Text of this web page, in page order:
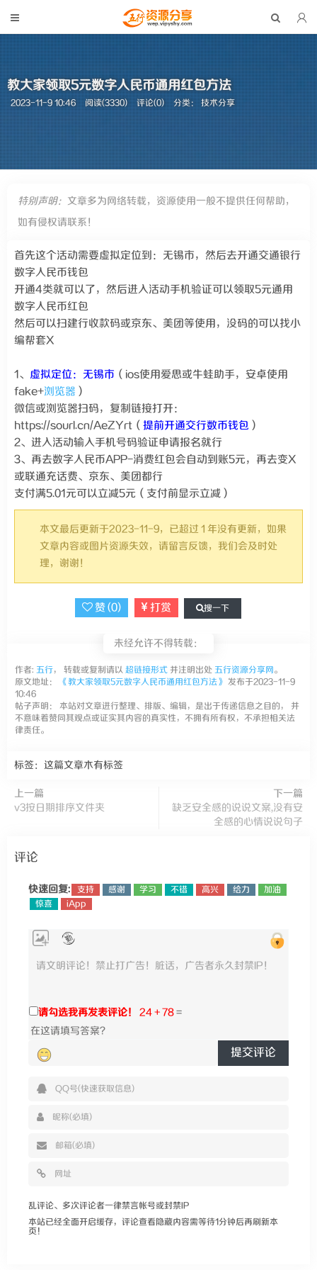
教大家领取5元数字人民币通用红包方法
2023-11-9 10:46 阅读(3330) 评论(0) 分类：技术分享
特别声明： 文章多为网络转载，资源使用一般不提供任何帮助，
如有侵权请联系！
首先这个活动需要虚拟定位到：无锡市，然后去开通交通银行
数字人民币钱包
开通4类就可以了，然后进入活动手机验证可以领取5元通用
数字人民币红包
然后可以扫建行收款码或京东、美团等使用，没码的可以找小
编帮套X
1、 虚拟定位：无锡市 （ios使用爱思或牛蛙助手，安卓使用
fake+浏览器 ）
微信或浏览器扫码，复制链接打开：
https://sourl.cn/AeZYrt（ 提前开通交行数币钱包 ）
2、进入活动输入手机号码验证申请报名就行
3、再去数字人民币APP-消费红包会自动到账5元，再去变X
或联通充话费、京东、美团都行
支付满5.01元可以立减5元（支付前显示立减）
本文最后更新于2023-11-9，已超过 1 年没有更新，如果
文章内容或图片资源失效，请留言反馈，我们会及时处
理，谢谢！
赞 (0) 打赏 搜一下
未经允许不得转载：
作者: 五行， 转载或复制请以 超链接形式 并注明出处 五行资源分享网。
原文地址：
《教大家领取5元数字人民币通用红包方法》 发布于2023-11-9
10:46
帖子声明： 本站对文章进行整理、排版、编辑，是出于传递信息之目的， 并
不意味着赞同其观点或证实其内容的真实性，不拥有所有权，不承担相关法
律责任。
标签：这篇文章木有标签
上一篇
v3按日期排序文件夹
下一篇
缺乏安全感的说说文案,没有安
全感的心情说说句子
评论
快速回复: 支持 感谢 学习 不错 高兴 给力
加油
惊喜
iApp
请勾选我再发表评论！ 24 + 78=
提交评论
乱评论、多次评论者一律禁言帐号或封禁IP
本站已经全面开启缓存，评论查看隐藏内容需等待1分钟后再刷新本
页！